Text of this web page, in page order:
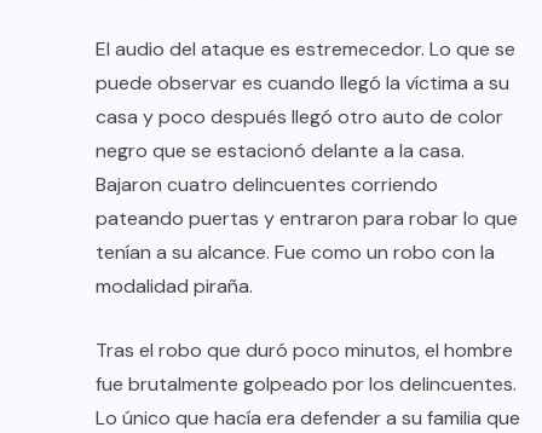
El audio del ataque es estremecedor. Lo que se
puede observar es cuando llegó la víctima a su
casa y poco después llegó otro auto de color
negro que se estacionó delante a la casa.
Bajaron cuatro delincuentes corriendo
pateando puertas y entraron para robar lo que
tenían a su alcance. Fue como un robo con la
modalidad piraña.
Tras el robo que duró poco minutos, el hombre
fue brutalmente golpeado por los delincuentes.
Lo único que hacía era defender a su familia que